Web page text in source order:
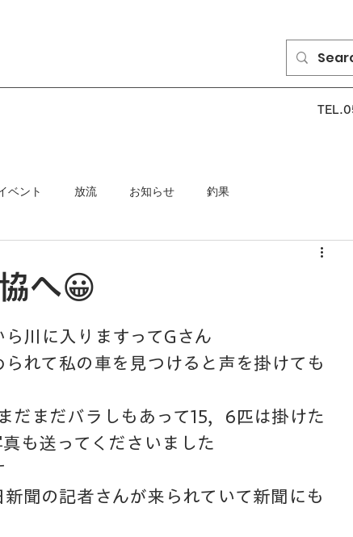
ベント 放流 お知らせ 釣果
へ😀
川に入りますってGさん
れて私の車を見つけると声を掛けても
だまだバラしもあって15，6匹は掛けた
も送ってくださいました
聞の記者さんが来られていて新聞にも